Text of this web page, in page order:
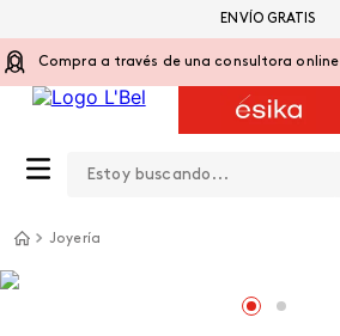
Compra a través de una consultora online
ENVÍO GRATIS
Joyería